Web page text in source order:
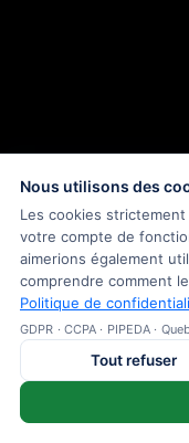
Nous utilisons des
Les cookies
votre compte de
aimerions également
comprendre comment
Politique de
GDPR · CCPA · PIPEDA ·
Tout refuser